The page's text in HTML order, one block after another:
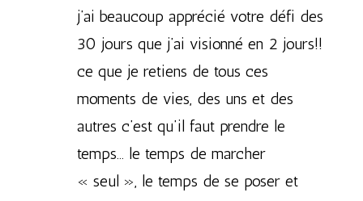
j’ai beaucoup apprécié votre défi des
30 jours que j’ai visionné en 2 jours!!
ce que je retiens de tous ces
moments de vies, des uns et des
autres c’est qu’il faut prendre le
temps… le temps de marcher
« seul », le temps de se poser et